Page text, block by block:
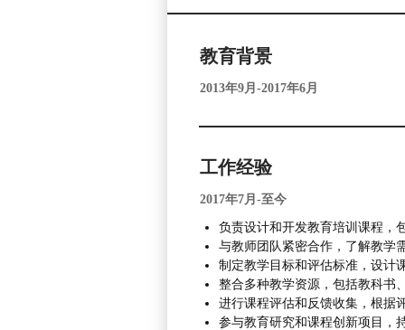
教育背景
2013年9月-2017年6月
工作经验
2017年7月-至今
负责设计和开发教育培训课程，
与教师团队紧密合作，了解教学
制定教学目标和评估标准，设计
整合多种教学资源，包括教科书
进行课程评估和反馈收集，根据
参与教育研究和课程创新项目，